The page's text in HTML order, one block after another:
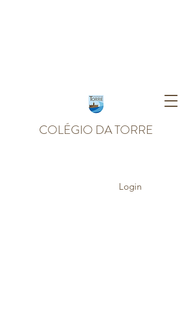
COLÉGIO DA TORRE
Login